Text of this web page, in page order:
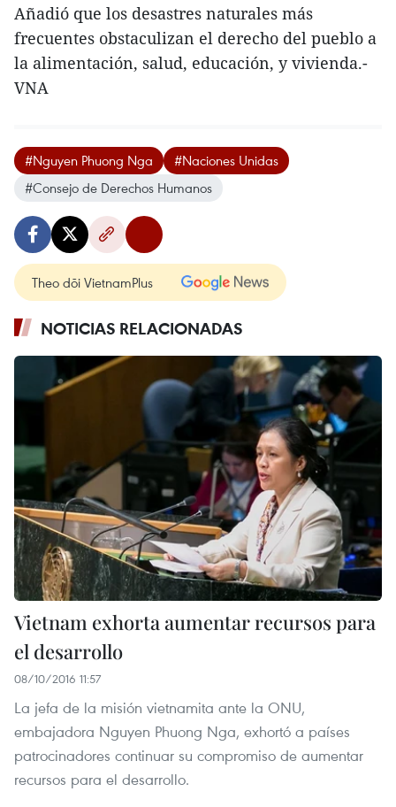
Añadió que los desastres naturales más
frecuentes obstaculizan el derecho del pueblo a
la alimentación, salud, educación, y vivienda.-
VNA
#Nguyen Phuong Nga
#Naciones Unidas
#Consejo de Derechos Humanos
Theo dõi VietnamPlus
NOTICIAS RELACIONADAS
Vietnam exhorta aumentar recursos para
el desarrollo
08/10/2016 11:57
La jefa de la misión vietnamita ante la ONU,
embajadora Nguyen Phuong Nga, exhortó a países
patrocinadores continuar su compromiso de aumentar
recursos para el desarrollo.